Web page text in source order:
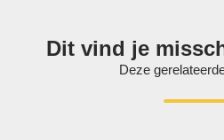
Dit vind je
Deze